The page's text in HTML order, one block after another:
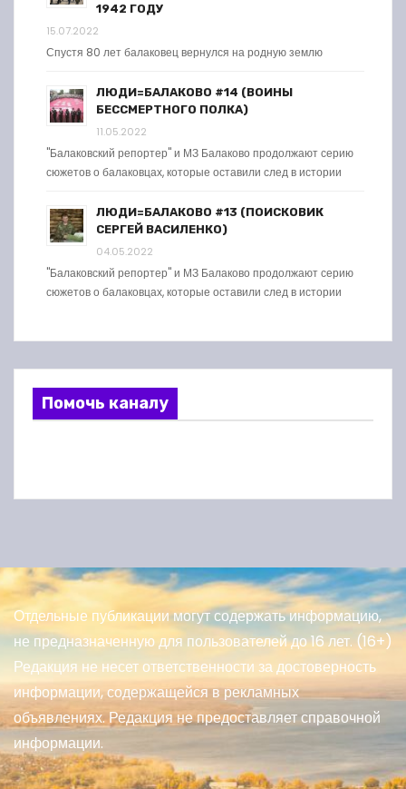
1942 ГОДУ
15.07.2022
Спустя 80 лет балаковец вернулся на родную землю
ЛЮДИ=БАЛАКОВО #14 (ВОИНЫ
БЕССМЕРТНОГО ПОЛКА)
11.05.2022
"Балаковский репортер" и МЗ Балаково продолжают серию
сюжетов о балаковцах, которые оставили след в истории
ЛЮДИ=БАЛАКОВО #13 (ПОИСКОВИК
СЕРГЕЙ ВАСИЛЕНКО)
04.05.2022
"Балаковский репортер" и МЗ Балаково продолжают серию
сюжетов о балаковцах, которые оставили след в истории
Помочь каналу
Отдельные публикации могут содержать информацию,
не предназначенную для пользователей до 16 лет. (16+)
Редакция не несет ответственности за достоверность
информации, содержащейся в рекламных
объявлениях. Редакция не предоставляет справочной
информации.